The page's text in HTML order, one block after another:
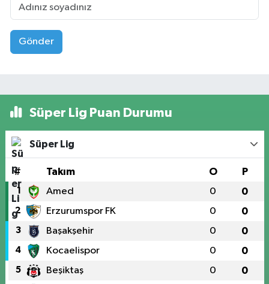
Gönder
Süper Lig Puan Durumu
Süper Lig
# Takım O P
1 Amed 0 0
2 Erzurumspor FK 0 0
3 Başakşehir 0 0
4 Kocaelispor 0 0
5 Beşiktaş 0 0